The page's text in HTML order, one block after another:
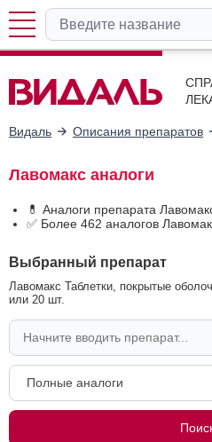
Видаль Описания препаратов
Лавомакс аналоги
💊 Аналоги препарата
✅ Более 462 аналогов
Выбранный препарат
Лавомакс Таблетки, покрытые
или 20 шт.